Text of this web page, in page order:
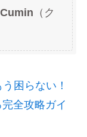
Cumin （ク
う困らない！
全攻略ガイ